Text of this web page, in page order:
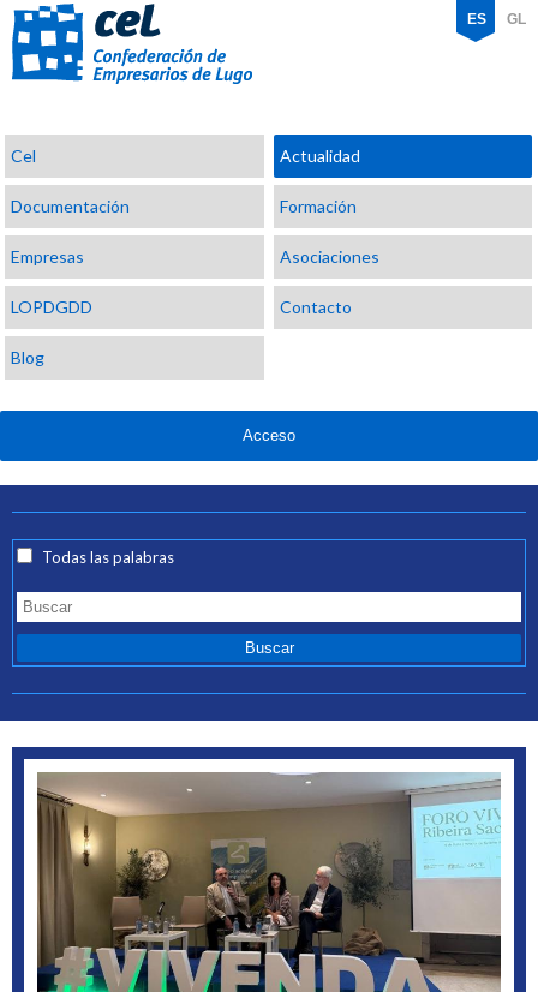
Confederación
de
Empresarios
de
Lugo
ES GL
Cel Actualidad
Documentación Formación
Empresas Asociaciones
LOPDGDD Contacto
Blog
Acceso
Todas las palabras